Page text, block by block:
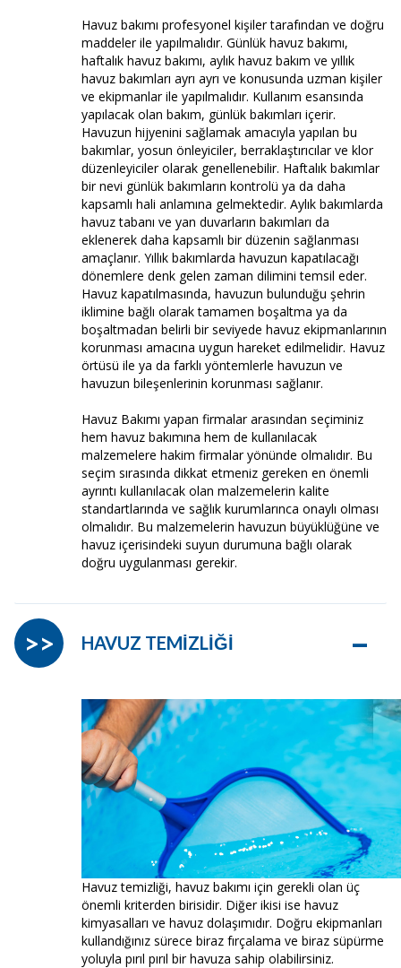
Havuz bakımı profesyonel kişiler tarafından ve doğru
maddeler ile yapılmalıdır. Günlük havuz bakımı,
haftalık havuz bakımı, aylık havuz bakım ve yıllık
havuz bakımları ayrı ayrı ve konusunda uzman kişiler
ve ekipmanlar ile yapılmalıdır. Kullanım esansında
yapılacak olan bakım, günlük bakımları içerir.
Havuzun hijyenini sağlamak amacıyla yapılan bu
bakımlar, yosun önleyiciler, berraklaştırıcılar ve klor
düzenleyiciler olarak genellenebilir. Haftalık bakımlar
bir nevi günlük bakımların kontrolü ya da daha
kapsamlı hali anlamına gelmektedir. Aylık bakımlarda
havuz tabanı ve yan duvarların bakımları da
eklenerek daha kapsamlı bir düzenin sağlanması
amaçlanır. Yıllık bakımlarda havuzun kapatılacağı
dönemlere denk gelen zaman dilimini temsil eder.
Havuz kapatılmasında, havuzun bulunduğu şehrin
iklimine bağlı olarak tamamen boşaltma ya da
boşaltmadan belirli bir seviyede havuz ekipmanlarının
korunması amacına uygun hareket edilmelidir. Havuz
örtüsü ile ya da farklı yöntemlerle havuzun ve
havuzun bileşenlerinin korunması sağlanır.
Havuz Bakımı yapan firmalar arasından seçiminiz
hem havuz bakımına hem de kullanılacak
malzemelere hakim firmalar yönünde olmalıdır. Bu
seçim sırasında dikkat etmeniz gereken en önemli
ayrıntı kullanılacak olan malzemelerin kalite
standartlarında ve sağlık kurumlarınca onaylı olması
olmalıdır. Bu malzemelerin havuzun büyüklüğüne ve
havuz içerisindeki suyun durumuna bağlı olarak
doğru uygulanması gerekir.
HAVUZ TEMİZLİĞİ –
>>
Havuz temizliği, havuz bakımı için gerekli olan üç
önemli kriterden birisidir. Diğer ikisi ise havuz
kimyasalları ve havuz dolaşımıdır. Doğru ekipmanları
kullandığınız sürece biraz fırçalama ve biraz süpürme
yoluyla pırıl pırıl bir havuza sahip olabilirsiniz.